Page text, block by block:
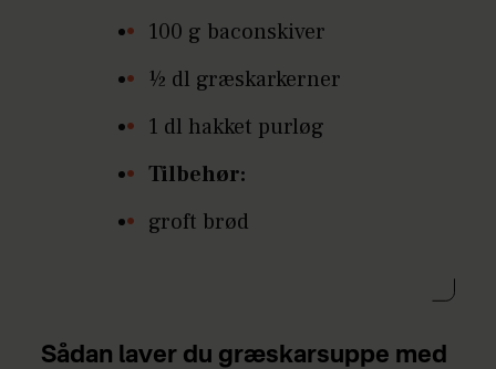
100 g baconskiver
½ dl græskarkerner
1 dl hakket purløg
Tilbehør:
groft brød
Sådan laver du græskarsuppe med